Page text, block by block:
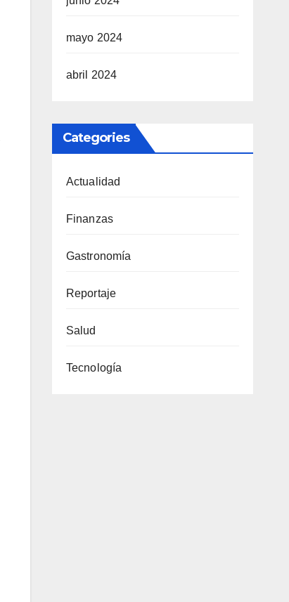
mayo 2024
abril 2024
Categories
Actualidad
Finanzas
Gastronomía
Reportaje
Salud
Tecnología